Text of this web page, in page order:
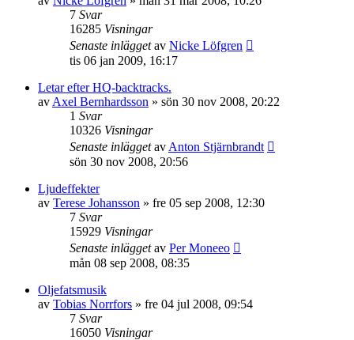
7 Svar
16285 Visningar
Senaste inläggetav Nicke Löfgren
tis 06 jan 2009, 16:17
Letar efter HQ-backtracks.
av Axel Bernhardsson » sön 30 nov 2008, 20:22
1 Svar
10326 Visningar
Senaste inläggetav Anton Stjärnbrandt
sön 30 nov 2008, 20:56
Ljudeffekter
av Terese Johansson » fre 05 sep 2008, 12:30
7 Svar
15929 Visningar
Senaste inläggetav Per Moneeo
mån 08 sep 2008, 08:35
Oljefatsmusik
av Tobias Norrfors » fre 04 jul 2008, 09:54
7 Svar
16050 Visningar